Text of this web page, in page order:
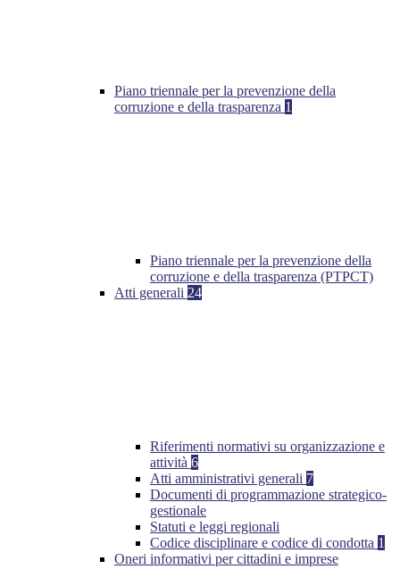
Piano triennale per la prevenzione della
corruzione e della trasparenza 1
Piano triennale per la prevenzione della
corruzione e della trasparenza (PTPCT)
Atti generali 24
Riferimenti normativi su organizzazione e
attività 6
Atti amministrativi generali 7
Documenti di programmazione strategico-
gestionale
Statuti e leggi regionali
Codice disciplinare e codice di condotta 1
Oneri informativi per cittadini e imprese